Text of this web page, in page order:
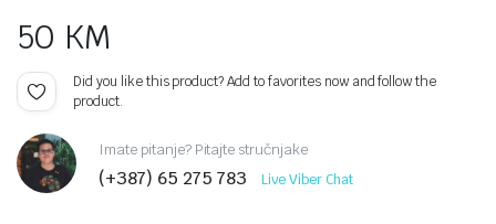
50 KM
Did you like this product? Add to favorites now and follow the
product.
Imate pitanje? Pitajte stručnjake
(+387) 65 275 783 Live Viber Chat